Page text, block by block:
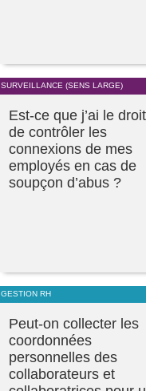
SURVEILLANCE (SENS LARGE)
Est-ce que j’ai le droit
de contrôler les
connexions de mes
employés en cas de
soupçon d’abus ?
GESTION RH
Peut-on collecter les
coordonnées
personnelles des
collaborateurs et